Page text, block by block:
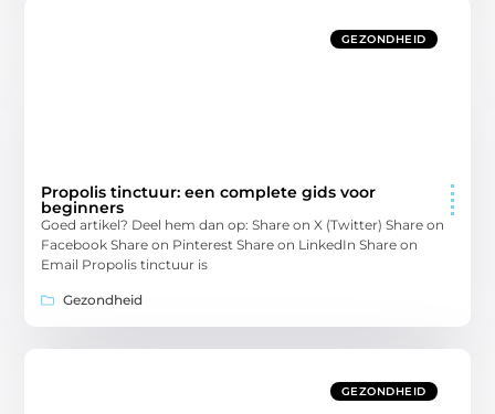
GEZONDHEID
Propolis tinctuur: een complete gids voor
beginners
Goed artikel? Deel hem dan op: Share on X (Twitter) Share on
Facebook Share on Pinterest Share on LinkedIn Share on
Email Propolis tinctuur is
Gezondheid
GEZONDHEID